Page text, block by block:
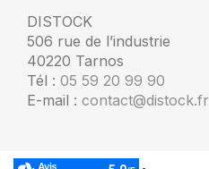
DISTOCK
506 rue de l’industrie
40220 Tarnos
Tél : 05 59 20 99 90
E-mail : contact@distock.fr